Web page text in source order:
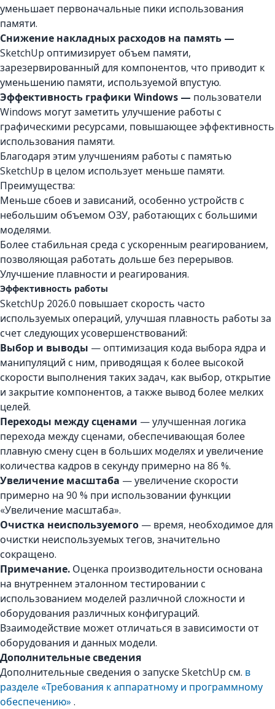
уменьшает первоначальные пики использования
памяти.
Снижение накладных расходов на память —
SketchUp оптимизирует объем памяти,
зарезервированный для компонентов, что приводит к
уменьшению памяти, используемой впустую.
Эффективность графики Windows — пользователи
Windows могут заметить улучшение работы с
графическими ресурсами, повышающее эффективность
использования памяти.
Благодаря этим улучшениям работы с памятью
SketchUp в целом использует меньше памяти.
Преимущества:
Меньше сбоев и зависаний, особенно устройств с
небольшим объемом ОЗУ, работающих с большими
моделями.
Более стабильная среда с ускоренным реагированием,
позволяющая работать дольше без перерывов.
Улучшение плавности и реагирования.
Эффективность работы
SketchUp 2026.0 повышает скорость часто
используемых операций, улучшая плавность работы за
счет следующих усовершенствований:
Выбор и выводы — оптимизация кода выбора ядра и
манипуляций с ним, приводящая к более высокой
скорости выполнения таких задач, как выбор, открытие
и закрытие компонентов, а также вывод более мелких
целей.
Переходы между сценами — улучшенная логика
перехода между сценами, обеспечивающая более
плавную смену сцен в больших моделях и увеличение
количества кадров в секунду примерно на 86 %.
Увеличение масштаба — увеличение скорости
примерно на 90 % при использовании функции
«Увеличение масштаба».
Очистка неиспользуемого — время, необходимое для
очистки неиспользуемых тегов, значительно
сокращено.
Примечание. Оценка производительности основана
на внутреннем эталонном тестировании с
использованием моделей различной сложности и
оборудования различных конфигураций.
Взаимодействие может отличаться в зависимости от
оборудования и данных модели.
Дополнительные сведения
Дополнительные сведения о запуске SketchUp см. в
разделе «Требования к аппаратному и программному
обеспечению» .